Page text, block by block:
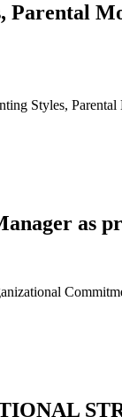
Parental
Styles,
as